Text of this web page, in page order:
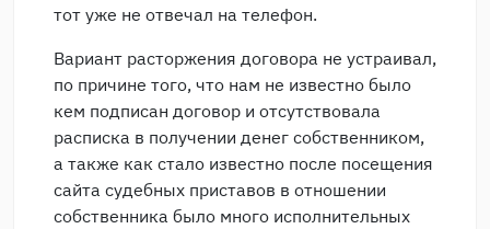
тот уже не отвечал на телефон.
Вариант расторжения договора не устраивал,
по причине того, что нам не известно было
кем подписан договор и отсутствовала
расписка в получении денег собственником,
а также как стало известно после посещения
сайта судебных приставов в отношении
собственника было много исполнительных